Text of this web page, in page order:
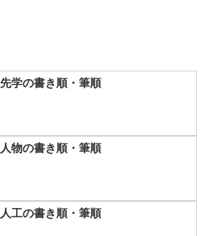
先学の書き順・筆順
人物の書き順・筆順
人工の書き順・筆順